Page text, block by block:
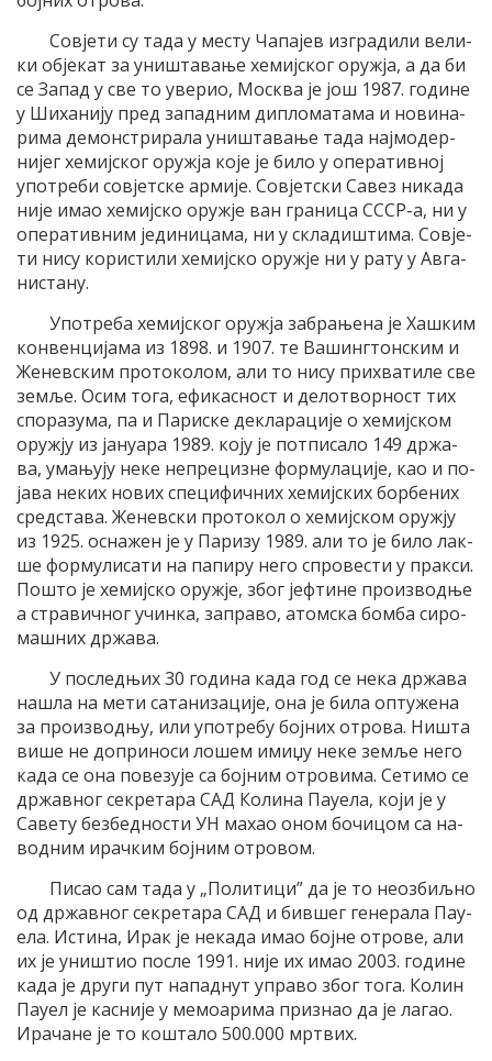
Со­вје­ти су та­да у ме­сту Ча­па­јев из­гра­ди­ли ве­ли­
ки обје­кат за уни­шта­ва­ње хе­миј­ског оруж­ја, а да би
се За­пад у све то уве­рио, Мо­сква је још 1987. го­ди­не
у Ши­ха­ни­ју пред за­пад­ним ди­пло­ма­та­ма и но­ви­на­
ри­ма де­мон­стри­ра­ла уни­шта­ва­ње та­да нај­мо­дер­
ни­јег хе­миј­ског оруж­ја ко­је је би­ло у опе­ра­тив­ној
упо­тре­би со­вјет­ске ар­ми­је. Со­вјет­ски Са­вез ни­ка­да
ни­је имао хе­миј­ско оруж­је ван гра­ни­ца СССР-а, ни у
опе­ра­тив­ним је­ди­ни­ца­ма, ни у скла­ди­шти­ма. Со­вје­
ти ни­су ко­ри­сти­ли хе­миј­ско оруж­је ни у ра­ту у Ав­га­
ни­ста­ну.
Упо­тре­ба хе­миј­ског оруж­ја за­бра­ње­на је Ха­шким
кон­вен­ци­ја­ма из 1898. и 1907. те Ва­шинг­тон­ским и
Же­нев­ским про­то­ко­лом, али то ни­су при­хва­ти­ле све
зе­мље. Осим то­га, ефи­ка­сност и де­ло­твор­ност тих
спо­ра­зу­ма, па и Па­ри­ске де­кла­ра­ци­је о хе­миј­ском
оруж­ју из ја­ну­а­ра 1989. ко­ју је пот­пи­са­ло 149 др­жа­
ва, ума­њу­ју не­ке не­пре­ци­зне фор­му­ла­ци­је, као и по­
ја­ва не­ких но­вих спе­ци­фич­них хе­миј­ских бор­бе­них
сред­ста­ва. Же­нев­ски про­то­кол о хе­миј­ском оруж­ју
из 1925. осна­жен је у Па­ри­зу 1989. али то је би­ло лак­
ше фор­му­ли­са­ти на па­пи­ру не­го спро­ве­сти у прак­си.
По­што је хе­миј­ско оруж­је, због јеф­ти­не про­из­вод­ње
а стра­вич­ног учин­ка, за­пра­во, атом­ска бом­ба си­ро­
ма­шних др­жа­ва.
У по­след­њих 30 го­ди­на ка­да год се не­ка др­жа­ва
на­шла на ме­ти са­та­ни­за­ци­је, она је би­ла оп­ту­же­на
за про­из­вод­њу, или упо­тре­бу бој­них отро­ва. Ни­шта
ви­ше не до­при­но­си ло­шем ими­џу не­ке зе­мље не­го
ка­да се она по­ве­зу­је са бој­ним отро­ви­ма. Се­ти­мо се
др­жав­ног се­кре­та­ра САД Ко­ли­на Па­у­е­ла, ко­ји је у
Са­ве­ту без­бед­но­сти УН ма­хао оном бо­чи­цом са на­
вод­ним ирач­ким бој­ним отро­вом.
Пи­сао сам та­да у „По­ли­ти­ци” да је то нео­збиљ­но
од др­жав­ног се­кре­та­ра САД и бив­шег ге­не­ра­ла Па­у­
е­ла. Исти­на, Ирак је не­ка­да имао бој­не отро­ве, али
их је уни­штио по­сле 1991. ни­је их имао 2003. го­ди­не
ка­да је дру­ги пут на­пад­нут упра­во због то­га. Ко­лин
Па­у­ел је ка­сни­је у ме­мо­а­ри­ма при­знао да је ла­гао.
Ира­ча­не је то ко­шта­ло 500.000 мр­твих.